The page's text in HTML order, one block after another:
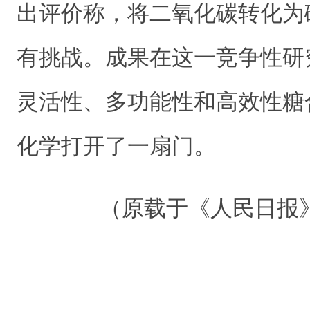
出评价称，将二氧化碳转化
有挑战。成果在这一竞争性
灵活性、多功能性和高效性
化学打开了一扇门。
（原载于《人民日报